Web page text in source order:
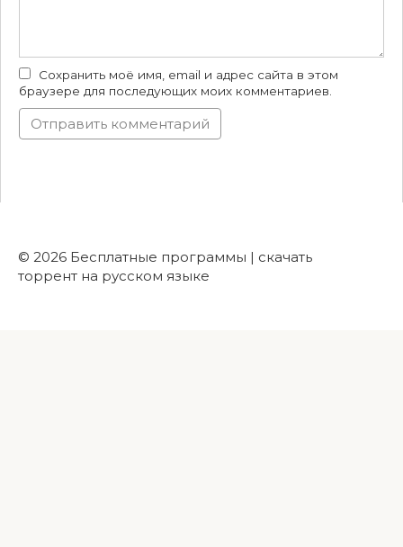
Сохранить моё имя, email и адрес сайта в этом
браузере для последующих моих комментариев.
© 2026 Бесплатные программы | скачать
торрент на русском языке